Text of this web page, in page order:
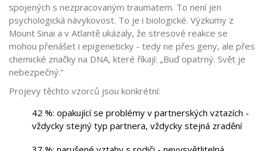
spojených s nezpracovaným traumatem. To není jen
psychologická návykovost. To je i biologické. Výzkumy z
Mount Sinai a v Atlantě ukázaly, že stresové reakce se
mohou přenášet i epigeneticky - tedy ne přes geny, ale přes
chemické značky na DNA, které říkají: „Buď opatrný. Svět je
nebezpečný.“
Projevy těchto vzorců jsou konkrétní:
42 %: opakující se problémy v partnerských vztazích -
vždycky stejný typ partnera, vždycky stejná zradění